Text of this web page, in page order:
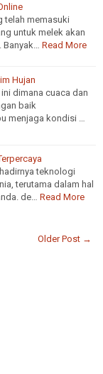
telah memasuki
untuk melek akan
Read More
Hujan
dimana cuaca dan
baik
menjaga kondisi …
teknologi
terutama dalam hal
de…
Read More
Older Post →